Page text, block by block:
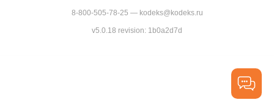
8-800-505-78-25 — kodeks@kodeks.ru
v5.0.18 revision: 1b0a2d7d